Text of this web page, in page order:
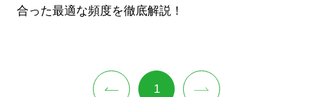
合った最適な頻度を徹底解説！
1